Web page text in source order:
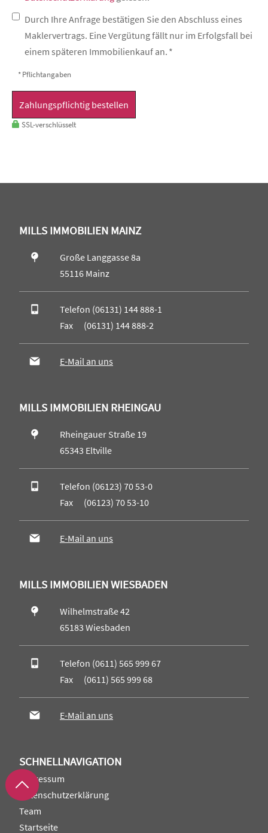
Durch Ihre Anfrage bestätigen Sie den Abschluss eines
Maklervertrags. Eine Vergütung fällt nur im Erfolgsfall bei
einem späteren Immobilienkauf an. *
* Pflichtangaben
Zahlungspflichtig bestellen
SSL-verschlüsselt
MILLS IMMOBILIEN MAINZ
Große Langgasse 8a
55116 Mainz
Telefon (06131) 144 888-1
Fax (06131) 144 888-2
E-Mail an uns
MILLS IMMOBILIEN RHEINGAU
Rheingauer Straße 19
65343 Eltville
Telefon (06123) 70 53-0
Fax (06123) 70 53-10
E-Mail an uns
MILLS IMMOBILIEN WIESBADEN
Wilhelmstraße 42
65183 Wiesbaden
Telefon (0611) 565 999 67
Fax (0611) 565 999 68
E-Mail an uns
SCHNELLNAVIGATION
Impressum
Datenschutzerklärung
Team
Startseite